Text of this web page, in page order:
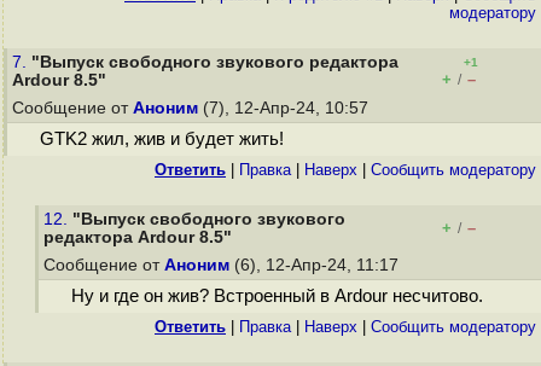
модератору
7. "Выпуск свободного звукового редактора
Ardour 8.5"
+1
+ / –
Сообщение от Аноним (7), 12-Апр-24, 10:57
GTK2 жил, жив и будет жить!
Ответить Правка| Наверх Cообщить модератору
12. "Выпуск свободного звукового
редактора Ardour 8.5"
+ / –
Сообщение от Аноним (6), 12-Апр-24, 11:17
Ну и где он жив? Встроенный в Ardour несчитово.
Ответить Правка| Наверх Cообщить модератору